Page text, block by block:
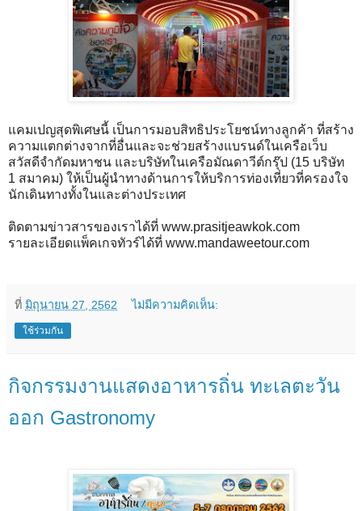
แคมเปญสุดพิเศษนี้ เป็นการมอบสิทธิประโยชน์ทางลูกค้า ที่สร้าง
ความแตกต่างจากที่อื่นและจะช่วยสร้างแบรนด์ในเครือเว็บ
สวัสดีจำกัดมหาชน และบริษัทในเครือมัณดาวีต์กรุ๊ป (15 บริษัท
1 สมาคม) ให้เป็นผู้นำทางด้านการให้บริการท่องเที่ยวที่ครองใจ
นักเดินทางทั้งในและต่างประเทศ
ติดตามข่าวสารของเราได้ที่ www.prasitjeawkok.com
รายละเอียดแพ็คเกจทัวร์ได้ที่ www.mandaweetour.com
ที่ มิถุนายน 27, 2562 ไม่มีความคิดเห็น:
ใช้ร่วมกัน
กิจกรรมงานแสดงอาหารถิ่น ทะเลตะวัน
ออก Gastronomy